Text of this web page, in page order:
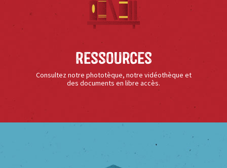
Ressources
Consultez notre phototèque, notre vidéothèque et
des documents en libre accès.